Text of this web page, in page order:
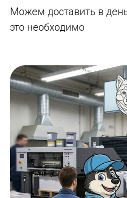
Можем доставить в
это необходимо